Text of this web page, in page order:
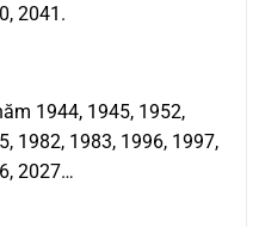
2041.
1944, 1945, 1952,
1982, 1983, 1996, 1997,
2027…